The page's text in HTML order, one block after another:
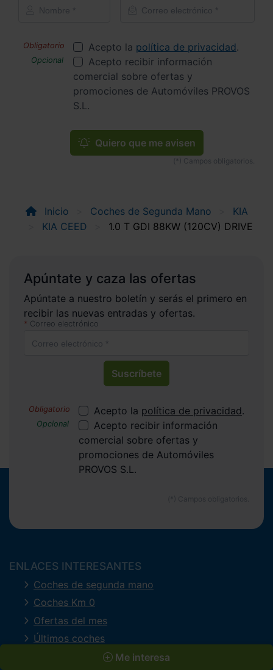
Acepto la política de privacidad.
Acepto recibir información
comercial sobre ofertas y
promociones de Automóviles PROVOS
S.L.
Quiero que me avisen
Me interesa
Inicio Coches de Segunda Mano
KIA
KIA CEED
1.0 T GDI 88KW (120CV) DRIVE
Apúntate y caza las ofertas
Apúntate a nuestro boletín y serás el primero en
recibir las nuevas entradas y ofertas.
Correo electrónico
Suscríbete
Acepto la política de privacidad.
Acepto recibir información
comercial sobre ofertas y
promociones de Automóviles
PROVOS S.L.
ENLACES INTERESANTES
Coches de segunda mano
Coches Km 0
Ofertas del mes
Últimos coches
Compramos tu coche